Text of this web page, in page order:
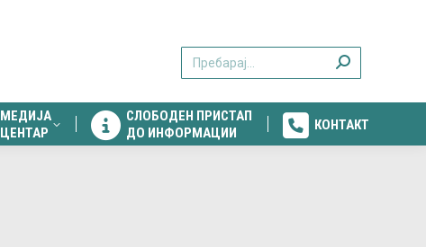
МЕДИЈА
ЦЕНТАР
СЛОБОДЕН ПРИСТАП
ДО ИНФОРМАЦИИ
КОНТАКТ